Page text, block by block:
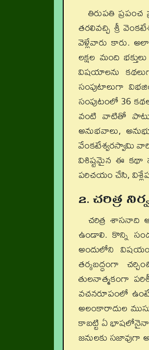
తిరుపతి ప్రపంచ
తరలివచ్చి శ్రీ
వెళ్లేవారు కారు.
లక్షల మంది
విషయాలను
సంపుటాలుగా
సంపుటంలో 36
వంటి వాటితో
అనుభవాలు,
వేంకటేశ్వరస్వామి
విశిష్టమైన ఈ కథా
పరిచయం చేసి,
2. చరిత్ర
చరిత్ర శాసనాది
ఉండాలి. కొన్ని
అందులోని
తర్కబద్ధంగా
తులనాత్మకంగా
వచనరూపంలో
అలంకారాదుల
కాబట్టి ఏ
జనులకు సజావుగా